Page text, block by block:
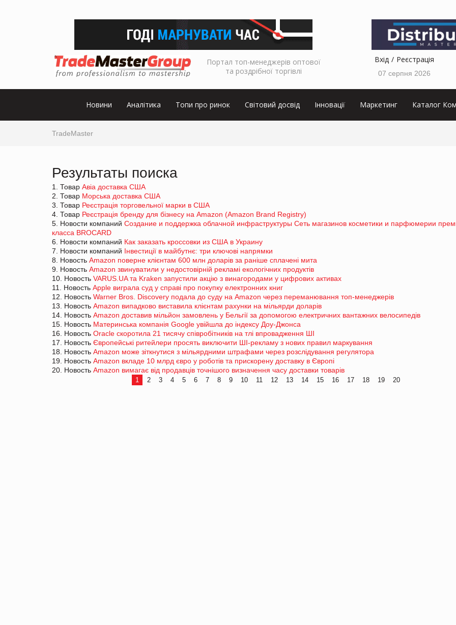
Портал топ-менеджерів оптової
та роздрібної торгівлі
Вхід Реєстрація
07 серпня 2026
Новини Аналітика Топи про ринок Світовий досвід Інновації Маркетинг Каталог
TradeMaster
Результаты поиска
1. Товар Авіа доставка США
2. Товар Морська доставка США
3. Товар Реєстрація торговельної марки в США
4. Товар Реєстрація бренду для бізнесу на Amazon (Amazon Brand Registry)
5. Новости компаний Создание и поддержка облачной инфраструктуры Сеть магазинов косметики и парфюмерии
класса BROCARD
6. Новости компаний Как заказать кроссовки из США в Украину
7. Новости компаний Інвестиції в майбутнє: три ключові напрямки
8. Новость Amazon поверне клієнтам 600 млн доларів за раніше сплачені мита
9. Новость Amazon звинуватили у недостовірній рекламі екологічних продуктів
10. Новость VARUS.UA та Kraken запустили акцію з винагородами у цифрових активах
11. Новость Apple виграла суд у справі про покупку електронних книг
12. Новость Warner Bros. Discovery подала до суду на Amazon через переманювання топ-менеджерів
13. Новость Amazon випадково виставила клієнтам рахунки на мільярди доларів
14. Новость Amazon доставив мільйон замовлень у Бельгії за допомогою електричних вантажних велосипедів
15. Новость Материнська компанія Google увійшла до індексу Доу-Джонса
16. Новость Oracle скоротила 21 тисячу співробітників на тлі впровадження ШІ
17. Новость Європейські ритейлери просять виключити ШІ-рекламу з нових правил маркування
18. Новость Amazon може зіткнутися з мільярдними штрафами через розслідування регулятора
19. Новость Amazon вкладе 10 млрд євро у роботів та прискорену доставку в Європі
20. Новость Amazon вимагає від продавців точнішого визначення часу доставки товарів
1 2 3 4 5 6 7 8 9 10 11 12 13 14 15 16 17 18 19 20